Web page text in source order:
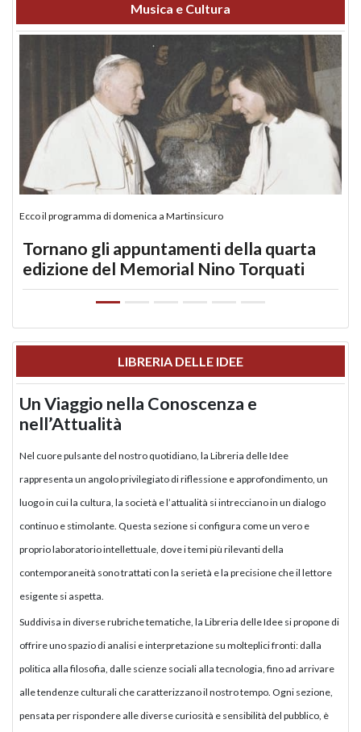
Musica e Cultura
Ecco il programma di domenica a Martinsicuro
Tornano gli appuntamenti della quarta
edizione del Memorial Nino Torquati
LIBRERIA DELLE IDEE
Un Viaggio nella Conoscenza e
nell’Attualità
Nel cuore pulsante del nostro quotidiano, la Libreria delle Idee
rappresenta un angolo privilegiato di riflessione e approfondimento, un
luogo in cui la cultura, la società e l’attualità si intrecciano in un dialogo
continuo e stimolante. Questa sezione si configura come un vero e
proprio laboratorio intellettuale, dove i temi più rilevanti della
contemporaneità sono trattati con la serietà e la precisione che il lettore
esigente si aspetta.
Suddivisa in diverse rubriche tematiche, la Libreria delle Idee si propone di
offrire uno spazio di analisi e interpretazione su molteplici fronti: dalla
politica alla filosofia, dalle scienze sociali alla tecnologia, fino ad arrivare
alle tendenze culturali che caratterizzano il nostro tempo. Ogni sezione,
pensata per rispondere alle diverse curiosità e sensibilità del pubblico, è